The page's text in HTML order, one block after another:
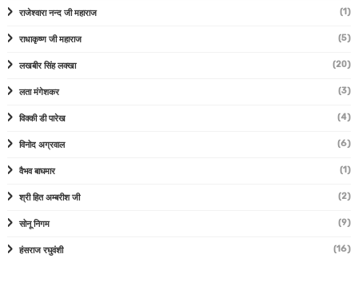
राजेश्वारा नन्द जी महाराज (1)
राधाकृष्ण जी महाराज (5)
लखबीर सिंह लक्खा (20)
लता मंगेशकर (3)
विक्की डी पारेख (4)
विनोद अग्रवाल (6)
वैभव बाघमार (1)
श्री हित अम्बरीश जी (2)
सोनू निगम (9)
हंसराज रघुवंशी (16)